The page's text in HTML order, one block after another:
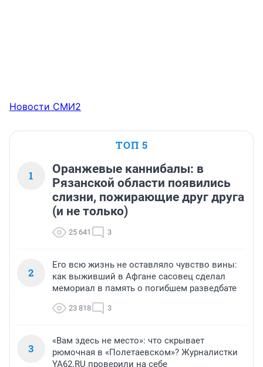
Новости СМИ2
ТОП 5
1
Оранжевые каннибалы: в
Рязанской области появились
слизни, пожирающие друг друга
(и не только)
25 641 3
2
Его всю жизнь не оставляло чувство вины:
как выживший в Афгане сасовец сделал
мемориал в память о погибшем разведбате
23 818 3
3
«Вам здесь не место»: что скрывает
рюмочная в «Полетаевском»? Журналистки
YA62.RU проверили на себе